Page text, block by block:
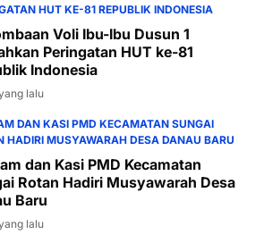
HUT KE-81 REPUBLIK INDONESIA
Voli Ibu-Ibu Dusun 1
Peringatan HUT ke-81
Indonesia
lalu
DAN KASI PMD KECAMATAN SUNGAI
HADIRI MUSYAWARAH DESA DANAU BARU
dan Kasi PMD Kecamatan
Rotan Hadiri Musyawarah Desa
Baru
lalu